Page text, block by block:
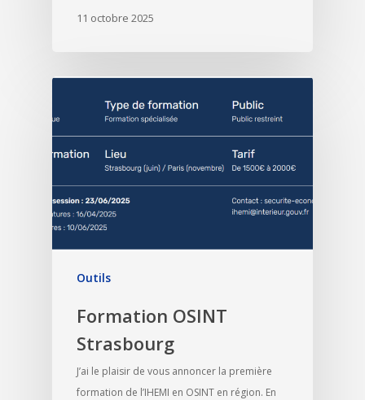
11 octobre 2025
Outils
Formation OSINT
Strasbourg
J’ai le plaisir de vous annoncer la première
formation de l’IHEMI en OSINT en région. En